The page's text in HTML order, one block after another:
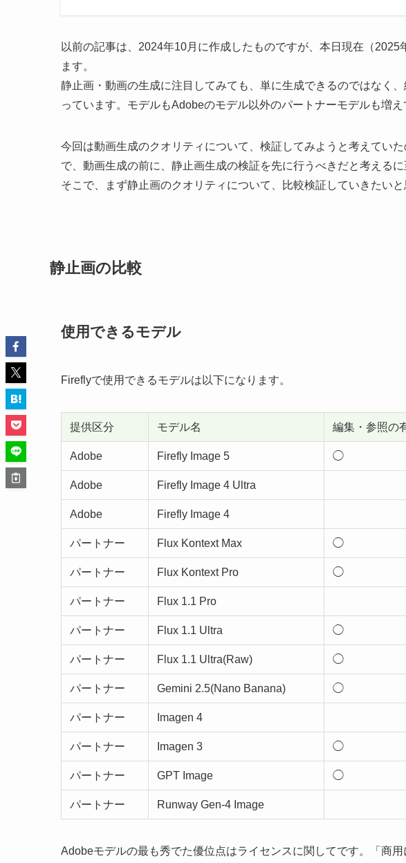
以前の記事は、2024年10月に作成したものですが、本日現在（
ます。
静止画・動画の生成に注目してみても、単に生成できるのではなく
っています。モデルもAdobeのモデル以外のパートナーモデルも増
今回は動画生成のクオリティについて、検証してみようと考えてい
で、動画生成の前に、静止画生成の検証を先に行うべきだと考えるに
そこで、まず静止画のクオリティについて、比較検証していきたいと
静止画の比較
使用できるモデル
Fireflyで使用できるモデルは以下になります。
提供区分 モデル名 編集・参照の
Adobe Firefly Image 5 ◯
Adobe Firefly Image 4 Ultra
Adobe Firefly Image 4
パートナー Flux Kontext Max ◯
パートナー Flux Kontext Pro ◯
パートナー Flux 1.1 Pro
パートナー Flux 1.1 Ultra ◯
パートナー Flux 1.1 Ultra(Raw) ◯
パートナー Gemini 2.5(Nano Banana) ◯
パートナー Imagen 4
パートナー Imagen 3 ◯
パートナー GPT Image ◯
パートナー Runway Gen-4 Image
Adobeモデルの最も秀でた優位点はライセンスに関してです。「商